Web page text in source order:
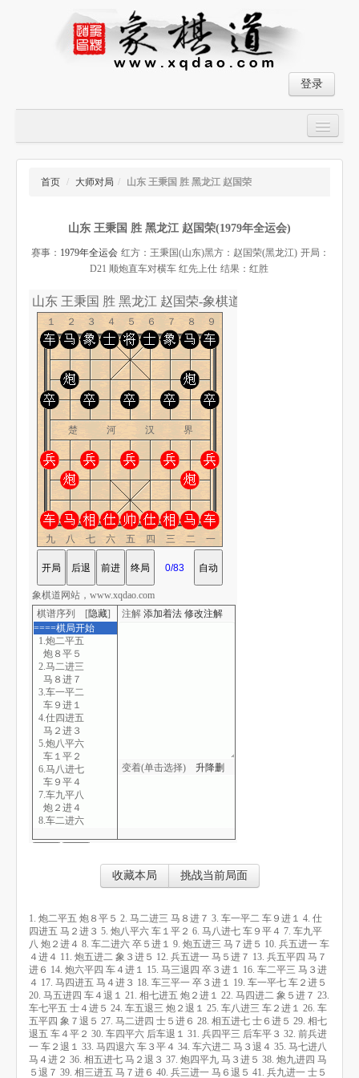
登录
大师对局
象棋棋谱
象棋小游戏
首页 / 大师对局 / 山东 王秉国 胜 黑龙江 赵国荣
山东 王秉国 胜 黑龙江 赵国荣(1979年全运会)
赛事： 1979年全运会 红方：王秉国(山东)黑方：赵国荣(黑龙江) 开局：
D21 顺炮直车对横车 红先上仕 结果：红胜
山东 王秉国 胜 黑龙江 赵国荣-象棋道
１２３４５６７８９
楚 河 汉 界
九八七六五四三二一
棋谱序列 [隐藏]
====棋局开始
1.炮二平五
炮８平５
2.马二进三
马８进７
3.车一平二
车９进１
4.仕四进五
马２进３
5.炮八平六
车１平２
6.马八进七
车９平４
7.车九平八
炮２进４
8.车二进六
9.炮五进三
12.兵五进一
马５进７
13.兵五平四
马７进６
14.炮六平四
车４进１
15.马三退四
卒３进１
16.车二平三
马３进４
17.马四进五
马４进３
注解 添加着法 修改注解
变着(单击选择) 升降删
象棋道网站，www.xqdao.com
收藏本局 挑战当前局面
1. 炮二平五 炮８平５ 2. 马二进三 马８进７ 3. 车一平二 车９进１ 4. 仕
四进五 马２进３ 5. 炮八平六 车１平２ 6. 马八进七 车９平４ 7. 车九平
八 炮２进４ 8. 车二进六 卒５进１ 9. 炮五进三 马７进５ 10. 兵五进一 车
４进４ 11. 炮五进二 象３进５ 12. 兵五进一 马５进７ 13. 兵五平四 马７
进６ 14. 炮六平四 车４进１ 15. 马三退四 卒３进１ 16. 车二平三 马３进
４ 17. 马四进五 马４进３ 18. 车三平一 卒３进１ 19. 车一平七 车２进５
20. 马五进四 车４退１ 21. 相七进五 炮２进１ 22. 马四进二 象５进７ 23.
车七平五 士４进５ 24. 车五退三 炮２退１ 25. 车八进三 车２进１ 26. 车
五平四 象７退５ 27. 马二进四 士５进６ 28. 相五进七 士６进５ 29. 相七
退五 车４平２ 30. 车四平六 后车退１ 31. 兵四平三 后车平３ 32. 前兵进
一 车２退１ 33. 马四退六 车３平４ 34. 车六进二 马３退４ 35. 马七进八
马４进２ 36. 相五进七 马２退３ 37. 炮四平九 马３进５ 38. 炮九进四 马
５退７ 39. 相三进五 马７进６ 40. 兵三进一 马６退５ 41. 兵九进一 士５